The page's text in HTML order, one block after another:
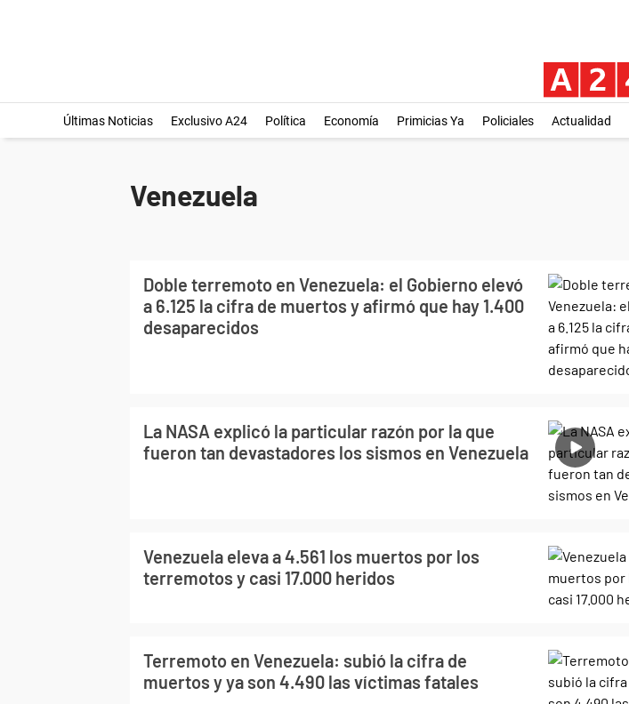
Últimas Noticias Exclusivo A24 Política Economía Primicias Ya Policiales Actualidad
Venezuela
Doble terremoto en Venezuela: el Gobierno elevó
a 6.125 la cifra de muertos y afirmó que hay 1.400
desaparecidos
La NASA explicó la particular razón por la que
fueron tan devastadores los sismos en Venezuela
Venezuela eleva a 4.561 los muertos por los
terremotos y casi 17.000 heridos
Terremoto en Venezuela: subió la cifra de
muertos y ya son 4.490 las víctimas fatales